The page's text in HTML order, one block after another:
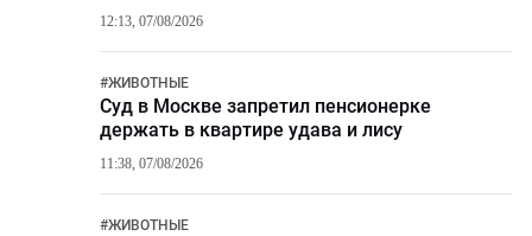
12:13, 07/08/2026
#ЖИВОТНЫЕ
Суд в Москве запретил пенсионерке
держать в квартире удава и лису
11:38, 07/08/2026
#ЖИВОТНЫЕ